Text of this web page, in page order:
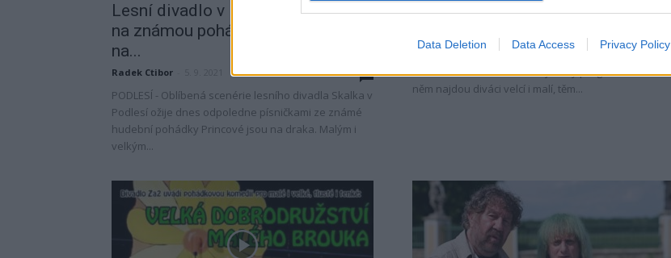
Data Deletion Data Access Privacy Policy
Lesní divadlo v Podlesí dnes zve
na známou pohádku Princové jsou
na...
Radek Ctibor 0
PODLESÍ - Oblíbená scenérie lesního divadla Skalka v
Podlesí ožije dnes odpoledne písničkami ze známé
hudební pohádky Princové jsou na draka. Malým i
velkým...
Déšť děti od pohádky nevyhnal
PODLESÍ - I letos nabízí po celé prázdniny lesní
divadlo Skalka v Podlesí zajímavý program. Své v
něm najdou diváci velcí i malí, těm...